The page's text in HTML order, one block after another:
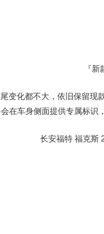
『
变化都不大，依旧保留现
在车身侧面提供专属标识